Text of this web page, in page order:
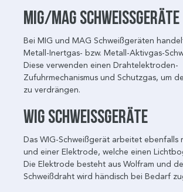
MIG/MAG Schweißgeräte
Bei MIG und MAG Schweißgeräten
Metall-Inertgas- bzw. Metall-Aktivgas-
Diese verwenden einen Drahtelektroden-
Zufuhrmechanismus und Schutzgas, um
zu verdrängen.
WIG Schweißgeräte
Das WIG-Schweißgerät arbeitet ebenfalls
und einer Elektrode, welche einen
Die Elektrode besteht aus Wolfram und
Schweißdraht wird händisch bei Bedarf